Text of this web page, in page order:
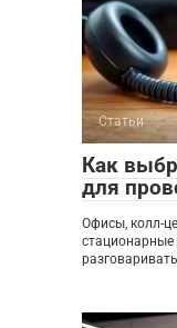
Статьи
Как
для
Офисы, колл-